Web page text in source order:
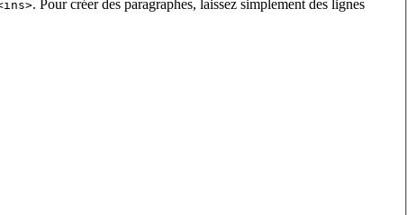
. Pour créer des paragraphes, laissez simplement des lignes